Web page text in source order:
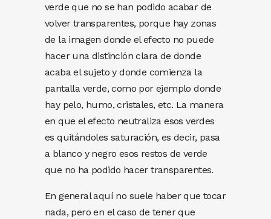
verde que no se han podido acabar de
volver transparentes, porque hay zonas
de la imagen donde el efecto no puede
hacer una distinción clara de donde
acaba el sujeto y donde comienza la
pantalla verde, como por ejemplo donde
hay pelo, humo, cristales, etc. La manera
en que el efecto neutraliza esos verdes
es quitándoles saturación, es decir, pasa
a blanco y negro esos restos de verde
que no ha podido hacer transparentes.
En general aquí no suele haber que tocar
nada, pero en el caso de tener que